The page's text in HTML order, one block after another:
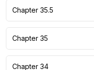
Chapter 35.5
Chapter 35
Chapter 34